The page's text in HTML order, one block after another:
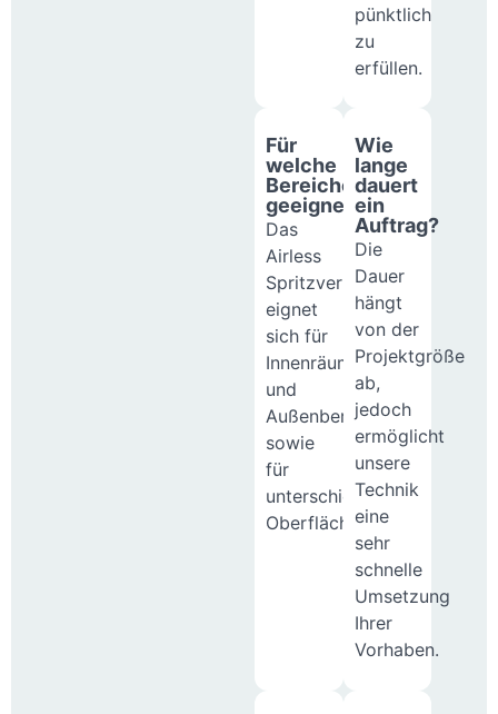
pünktlich
zu
erfüllen.
Für
welche
Bereiche
geeignet?
Das
Airless
Spritzverfahren
eignet
sich für
Innenräume
und
Außenbereiche
sowie
für
unterschiedlichste
Oberflächenarten.
Wie
lange
dauert
ein
Auftrag?
Die
Dauer
hängt
von der
Projektgröße
ab,
jedoch
ermöglicht
unsere
Technik
eine
sehr
schnelle
Umsetzung
Ihrer
Vorhaben.